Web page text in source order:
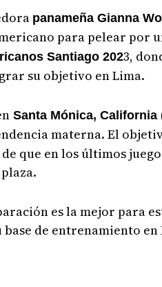
panameña Gianna
para pelear por
Santiago 2023,
su objetivo en Lima.
Santa Mónica, California
materna. El
de que en los últimos
es la mejor para
base de entrenamiento en